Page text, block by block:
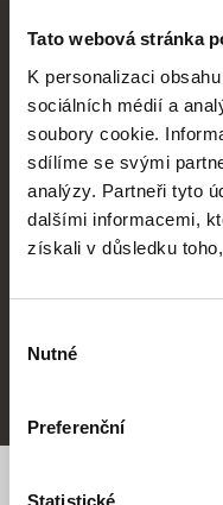
Tato webová stránka
K personalizaci
sociálních médií a
soubory cookie.
sdílíme se svými
analýzy. Partneři tyto
dalšími informacemi,
získali v důsledku
souhlasu
Nutné
Preferenční
Statistické
CPH:DOX Doclisboa